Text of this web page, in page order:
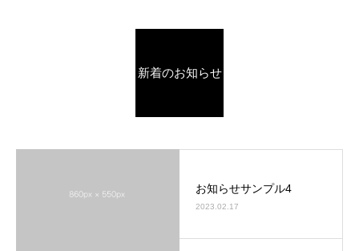
新着のお知らせ
お知らせサンプル4
2023.02.17